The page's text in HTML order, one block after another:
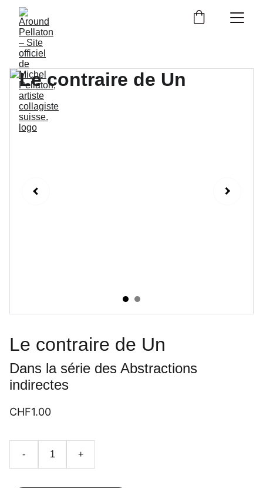
Le contraire de Un
Dans la série des Abstractions
indirectes
CHF1.00
- +